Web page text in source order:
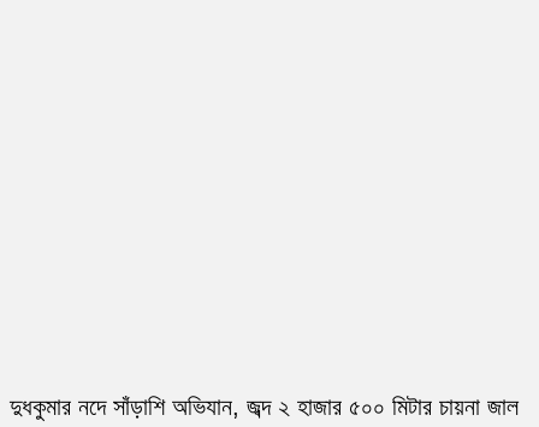
দুধকুমার নদে সাঁড়াশি অভিযান, জব্দ ২ হাজার ৫০০ মিটার চায়না জাল